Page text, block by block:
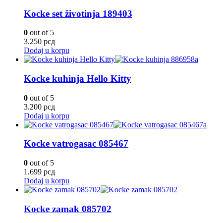
Kocke set životinja 189403
0 out of 5
3.250 рсд
Dodaj u korpu
Kocke kuhinja Hello Kitty
0 out of 5
3.200 рсд
Dodaj u korpu
Kocke vatrogasac 085467
0 out of 5
1.699 рсд
Dodaj u korpu
Kocke zamak 085702